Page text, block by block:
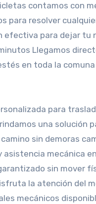
contamos con
para resolver
efectiva para dejar tu
Llegamos
en toda la comuna
para
una solución
sin demoras
asistencia mecánica
sin mover
la atención del
mecánicos